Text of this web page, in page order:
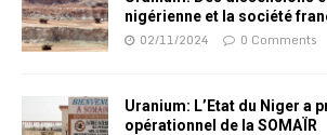
nigérienne et la société
02/11/2024 0 Comments
Uranium: L’Etat du Niger a
opérationnel de la SOMAÏR